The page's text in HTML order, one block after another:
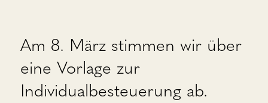
Am 8. März stimmen wir über
eine Vorlage zur
Individualbesteuerung ab.